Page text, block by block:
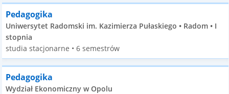
Pedagogika
Uniwersytet Radomski im. Kazimierza Pułaskiego • Radom • I
stopnia
studia stacjonarne • 6 semestrów
Pedagogika
Wydział Ekonomiczny w Opolu